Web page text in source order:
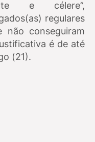
e célere”,
regulares
não conseguiram
é de até
(21).